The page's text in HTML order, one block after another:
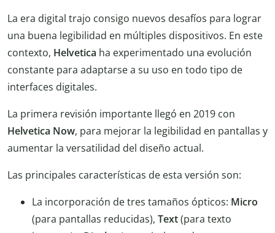
La era digital trajo consigo nuevos desafíos para lograr
una buena legibilidad en múltiples dispositivos. En este
contexto, Helvetica ha experimentado una evolución
constante para adaptarse a su uso en todo tipo de
interfaces digitales.
La primera revisión importante llegó en 2019 con
Helvetica Now, para mejorar la legibilidad en pantallas y
aumentar la versatilidad del diseño actual.
Las principales características de esta versión son:
La incorporación de tres tamaños ópticos: Micro
(para pantallas reducidas), Text(para texto